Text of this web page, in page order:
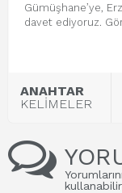
Gümüşhane’ye,
davet ediyoruz.
ANAHTAR
KELİMELER